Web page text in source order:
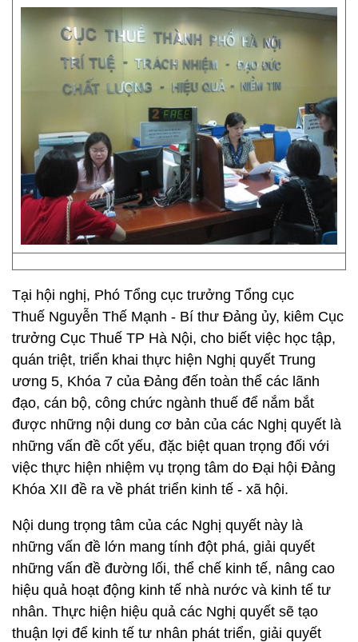
Tại hội nghị, Phó Tổng cục trưởng Tổng cục
Thuế Nguyễn Thế Mạnh - Bí thư Đảng ủy, kiêm Cục
trưởng Cục Thuế TP Hà Nội, cho biết việc học tập,
quán triệt, triển khai thực hiện Nghị quyết Trung
ương 5, Khóa 7 của Đảng đến toàn thể các lãnh
đạo, cán bộ, công chức ngành thuế để nắm bắt
được những nội dung cơ bản của các Nghị quyết là
những vấn đề cốt yếu, đặc biệt quan trọng đối với
việc thực hiện nhiệm vụ trọng tâm do Đại hội Đảng
Khóa XII đề ra về phát triển kinh tế - xã hội.
Nội dung trọng tâm của các Nghị quyết này là
những vấn đề lớn mang tính đột phá, giải quyết
những vấn đề đường lối, thể chế kinh tế, nâng cao
hiệu quả hoạt động kinh tế nhà nước và kinh tế tư
nhân. Thực hiện hiệu quả các Nghị quyết sẽ tạo
thuận lợi để kinh tế tư nhân phát triển, giải quyết